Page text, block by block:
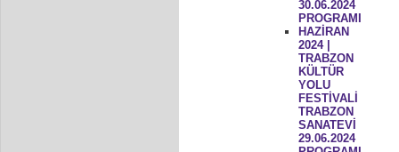
30.06.2024
PROGRAMI
HAZİRAN
2024 |
TRABZON
KÜLTÜR
YOLU
FESTİVALİ
TRABZON
SANATEVİ
29.06.2024